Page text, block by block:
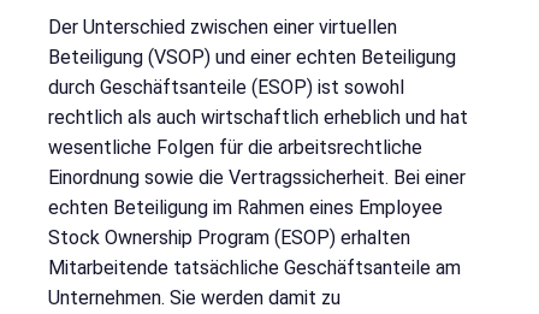
Der Unterschied zwischen einer virtuellen
Beteiligung (VSOP) und einer echten Beteiligung
durch Geschäftsanteile (ESOP) ist sowohl
rechtlich als auch wirtschaftlich erheblich und hat
wesentliche Folgen für die arbeitsrechtliche
Einordnung sowie die Vertragssicherheit. Bei einer
echten Beteiligung im Rahmen eines Employee
Stock Ownership Program (ESOP) erhalten
Mitarbeitende tatsächliche Geschäftsanteile am
Unternehmen. Sie werden damit zu